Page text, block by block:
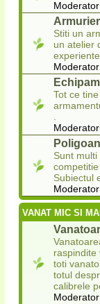
Stiti un
un atelier
Tot ce
.
Sunt
Subiectul
VANAT MIC SI
raspindite
toti
totul
calibrele